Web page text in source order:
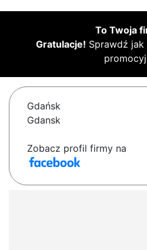
To Twoja
Gratulacje! Sprawdź jak
Gdańsk
Gdansk
Zobacz profil firmy na